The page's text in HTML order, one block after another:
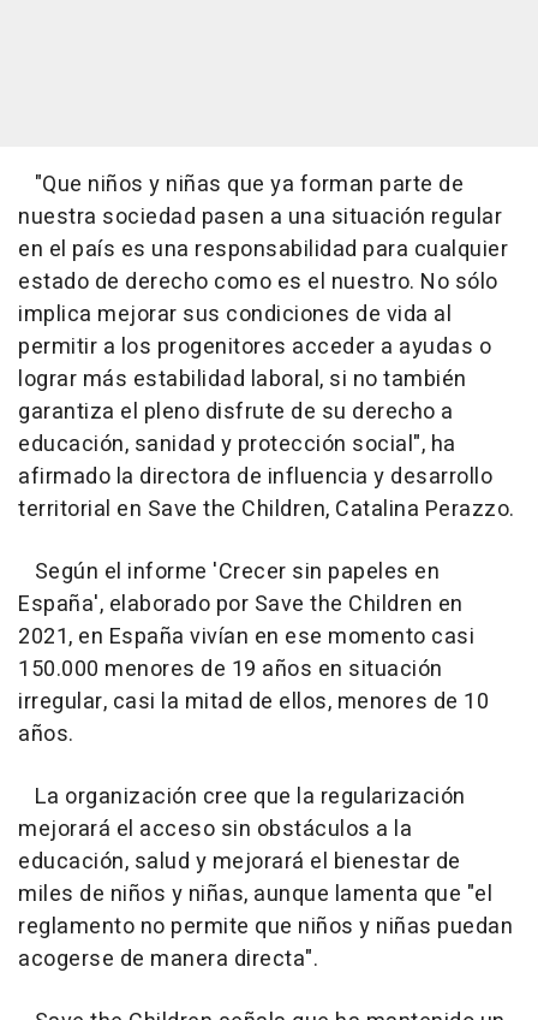
"Que niños y niñas que ya forman parte de
nuestra sociedad pasen a una situación regular
en el país es una responsabilidad para cualquier
estado de derecho como es el nuestro. No sólo
implica mejorar sus condiciones de vida al
permitir a los progenitores acceder a ayudas o
lograr más estabilidad laboral, si no también
garantiza el pleno disfrute de su derecho a
educación, sanidad y protección social", ha
afirmado la directora de influencia y desarrollo
territorial en Save the Children, Catalina Perazzo.
Según el informe 'Crecer sin papeles en
España', elaborado por Save the Children en
2021, en España vivían en ese momento casi
150.000 menores de 19 años en situación
irregular, casi la mitad de ellos, menores de 10
años.
La organización cree que la regularización
mejorará el acceso sin obstáculos a la
educación, salud y mejorará el bienestar de
miles de niños y niñas, aunque lamenta que "el
reglamento no permite que niños y niñas puedan
acogerse de manera directa".